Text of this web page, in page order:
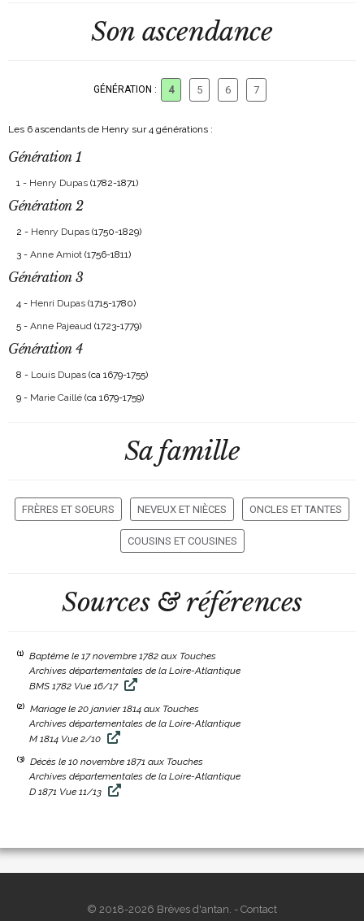
Son ascendance
GÉNÉRATION : 4 5 6 7
Les 6 ascendants de Henry sur 4 générations :
Génération 1
1 - Henry Dupas (1782-1871)
Génération 2
2 - Henry Dupas (1750-1829)
3 - Anne Amiot (1756-1811)
Génération 3
4 - Henri Dupas (1715-1780)
5 - Anne Pajeaud (1723-1779)
Génération 4
8 - Louis Dupas (ca 1679-1755)
9 - Marie Caillé (ca 1679-1759)
Sa famille
FRÈRES ET SOEURS NEVEUX ET NIÈCES ONCLES ET TANTES
COUSINS ET COUSINES
Sources & références
(1)
Baptême le 17 novembre 1782 aux Touches
Archives départementales de la Loire-Atlantique
BMS 1782 Vue 16/17
(2)
Mariage le 20 janvier 1814 aux Touches
Archives départementales de la Loire-Atlantique
M 1814 Vue 2/10
(3)
Décès le 10 novembre 1871 aux Touches
Archives départementales de la Loire-Atlantique
D 1871 Vue 11/13
© 2018-2026 Brèves d'antan. - Contact